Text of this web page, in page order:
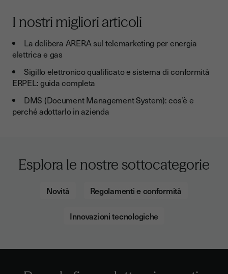
I nostri migliori articoli
La delibera ARERA sul telemarketing per energia
elettrica e gas
Sigillo elettronico qualificato e sistema di conformità
ERPEL: guida completa
DMS (Document Management System): cos’è e
perché adottarlo in azienda
Esplora le nostre sottocategorie
Novità Regolamenti e conformità
Innovazioni tecnologiche